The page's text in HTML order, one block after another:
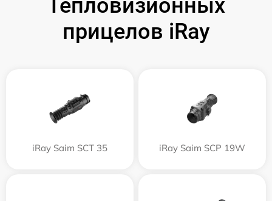
Тепловизионных
прицелов iRay
iRay Saim SCT 35 iRay Saim SCP 19W